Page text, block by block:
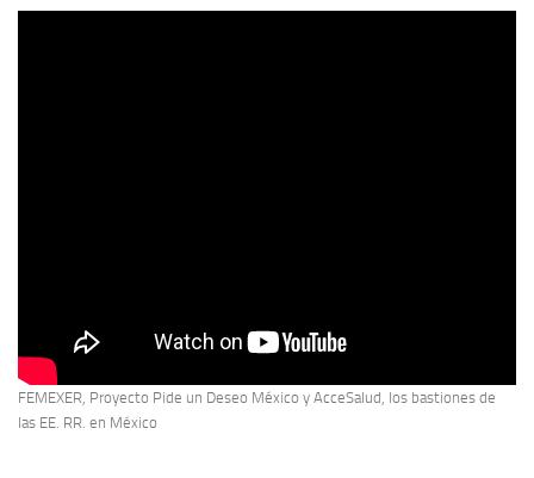
FEMEXER, Proyecto Pide un Deseo México y AcceSalud, los bastiones de
las EE. RR. en México